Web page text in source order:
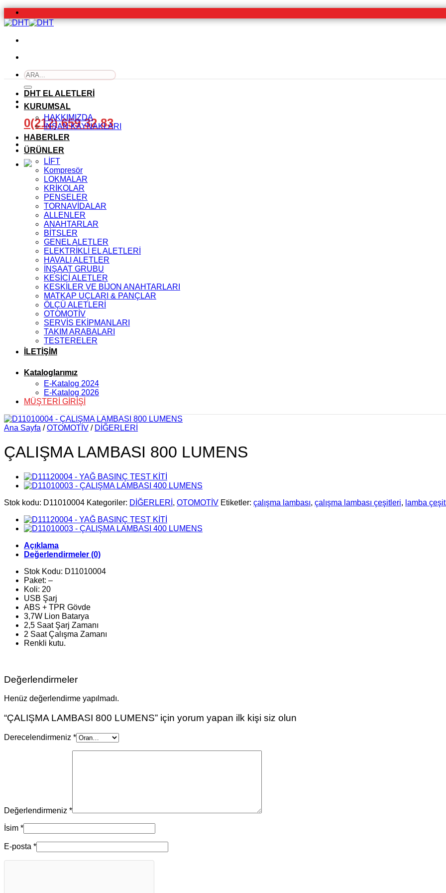
İçeriğe
atla
Ara:
0(212) 659 32 83
DHT EL ALETLERİ
KURUMSAL
HAKKIMIZDA
İNSAN KAYNAKLARI
HABERLER
ÜRÜNLER
LİFT
Kompresör
LOKMALAR
KRİKOLAR
PENSELER
TORNAVİDALAR
ALLENLER
ANAHTARLAR
BİTSLER
GENEL ALETLER
ELEKTRİKLİ EL ALETLERİ
HAVALI ALETLER
İNŞAAT GRUBU
KESİCİ ALETLER
KESKİLER VE BİJON ANAHTARLARI
MATKAP UÇLARI & PANÇLAR
ÖLÇÜ ALETLERİ
OTOMOTİV
SERVİS EKİPMANLARI
TAKIM ARABALARI
TESTERELER
İLETİŞİM
Kataloglarımız
E-Katalog 2024
E-Katalog 2026
MÜŞTERİ GİRİŞİ
Ana Sayfa / OTOMOTİV / DİĞERLERİ
ÇALIŞMA LAMBASI 800 LUMENS
Stok kodu: D11010004 Kategoriler: DİĞERLERİ , OTOMOTİV Etiketler: çalışma lambası, çalışma lambası çeşitleri, lamba
Açıklama
Değerlendirmeler (0)
Stok Kodu: D11010004
Paket: –
Koli: 20
USB Şarj
ABS + TPR Gövde
3,7W Lion Batarya
2,5 Saat Şarj Zamanı
2 Saat Çalışma Zamanı
Renkli kutu.
Değerlendirmeler
Henüz değerlendirme yapılmadı.
“ÇALIŞMA LAMBASI 800 LUMENS” için yorum yapan ilk kişi siz olun
Derecelendirmeniz *
Değerlendirmeniz *
İsim *
E-posta *